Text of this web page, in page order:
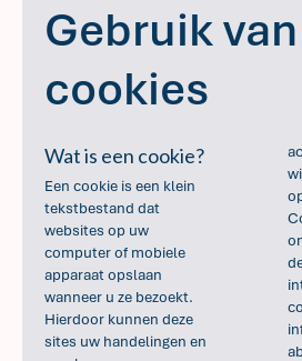
Gebruik van
cookies
Wat is een cookie?
Een cookie is een klein
tekstbestand dat
websites op uw
computer of mobiele
apparaat opslaan
wanneer u ze bezoekt.
Hierdoor kunnen deze
sites uw handelingen en